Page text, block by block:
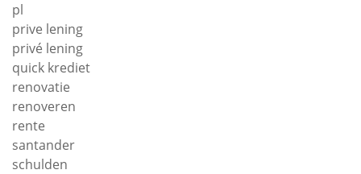
pl
prive lening
privé lening
quick krediet
renovatie
renoveren
rente
santander
schulden